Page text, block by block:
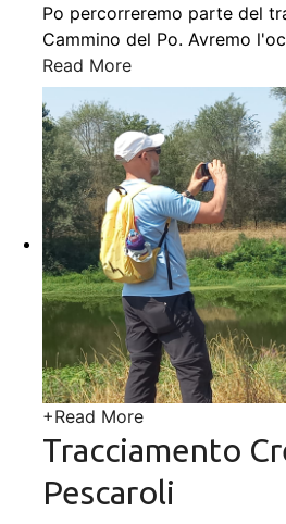
Po percorreremo parte del
Cammino del Po. Avremo
Read More
+Read More
Tracciamento
Pescaroli